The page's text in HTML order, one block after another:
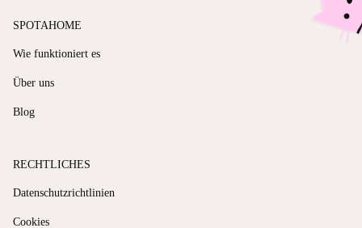
SPOTAHOME
Wie funktioniert es
Über uns
Blog
RECHTLICHES
Datenschutzrichtlinien
Cookies